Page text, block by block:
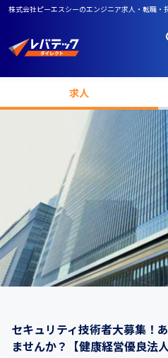
株式会社ピーエスシーのエンジニア求人・転職
求人
セキュリティ技術者大募集！
ませんか？【健康経営優良法